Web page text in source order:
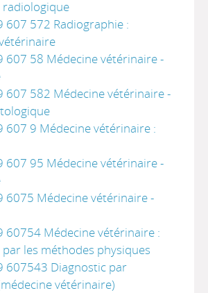
radiologique
607 572 Radiographie :
607 58 Médecine vétérinaire -
607 582 Médecine vétérinaire -
607 9 Médecine vétérinaire :
607 95 Médecine vétérinaire -
6075 Médecine vétérinaire -
60754 Médecine vétérinaire :
les méthodes physiques
607543 Diagnostic par
vétérinaire)